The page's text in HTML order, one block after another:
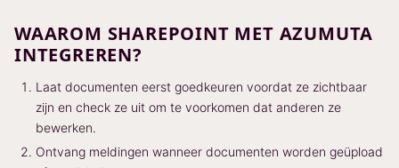
WAAROM SHAREPOINT MET AZUMUTA
INTEGREREN?
Laat documenten eerst goedkeuren voordat ze zichtbaar
zijn en check ze uit om te voorkomen dat anderen ze
bewerken.
Ontvang meldingen wanneer documenten worden geüpload